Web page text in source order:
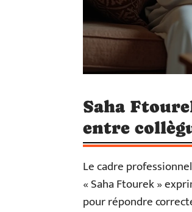
Saha
entre
Le cadre
« Saha Ftourek »
pour répondre